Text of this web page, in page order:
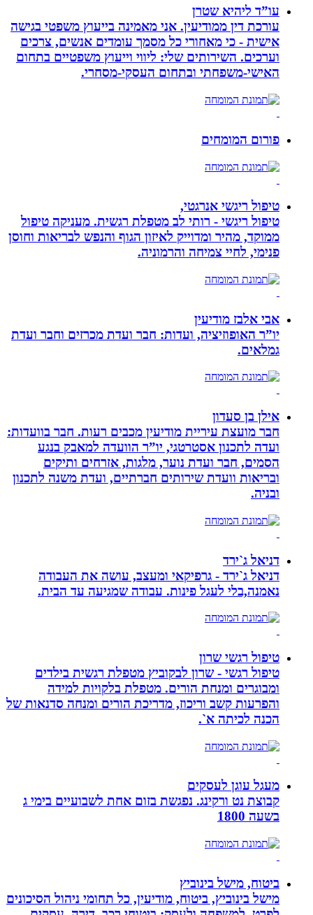
עו”ד ליהיא שטרן
עורכת דין ממודיעין. אני מאמינה בייעוץ משפטי בגישה
אישית - כי מאחורי כל מסמך עומדים אנשים, צרכים
וערכים. השירותים שלי: ליווי וייעוץ משפטיים בתחום
האישי-משפחתי ובתחום העסקי-מסחרי.
פורום המומחים
טיפול ריגשי אנרגטי,
טיפול ריגשי - רותי לב מטפלת רגשית. מעניקה טיפול
ממוקד, מהיר ומדוייק לאיזון הגוף והנפש לבריאות וחוסן
פנימי, לחיי צמיחה והרמוניה.
אבי אלבז מודיעין
יו”ר האופוזיציה, ועדות: חבר ועדת מכרזים וחבר ועדת
גמלאים.
אילן בן סעדון
חבר מועצת עיריית מודיעין מכבים רעות. חבר בוועדות:
ועדה לתכנון אסטרטגי, יו”ר הוועדה למאבק בנגע
הסמים, חבר ועדת נוער, מלגות, אזרחים ותיקים
ובריאות וועדת שירותים חברתיים, ועדת משנה לתכנון
דניאל ג`ירד
דניאל ג`ירד - גרפיקאי ומעצב, עושה את העבודה
נאמנה,בלי לעגל פינות. עבודה שמגיעה עד הבית.
טיפול רגשי שרון
טיפול רגשי - שרון לבקוביץ מטפלת רגשית בילדים
ומבוגרים ומנחת הורים. מטפלת בלקויות למידה
והפרעות קשב וריכוז, מדריכת הורים ומנחה סדנאות של
הכנה לכיתה א`.
מעגל עוגן לעסקים
קבוצת נט ורקינג. נפגשת בזום אחת לשבועיים בימי ג
בשעה 1800
ביטוח, מישל בינוביץ
מישל בינוביץ, ביטוח, מודיעין, כל תחומי ניהול הסיכונים